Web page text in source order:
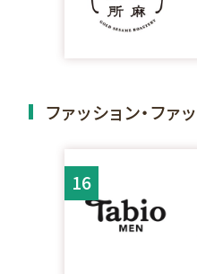
ファッション・ファ
16